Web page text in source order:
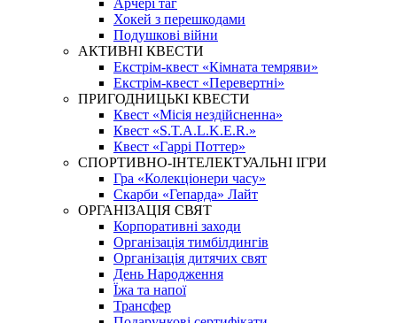
Арчері таг
Хокей з перешкодами
Подушкові війни
АКТИВНІ КВЕСТИ
Екстрім-квест «Кімната темряви»
Екстрім-квест «Перевертні»
ПРИГОДНИЦЬКІ КВЕСТИ
Квест «Місія нездійсненна»
Квест «S.T.A.L.K.E.R.»
Квест «Гаррі Поттер»
СПОРТИВНО-ІНТЕЛЕКТУАЛЬНІ ІГРИ
Гра «Колекціонери часу»
Скарби «Гепарда» Лайт
ОРГАНІЗАЦІЯ СВЯТ
Корпоративні заходи
Організація тимбілдингів
Організація дитячих свят
День Народження
Їжа та напої
Трансфер